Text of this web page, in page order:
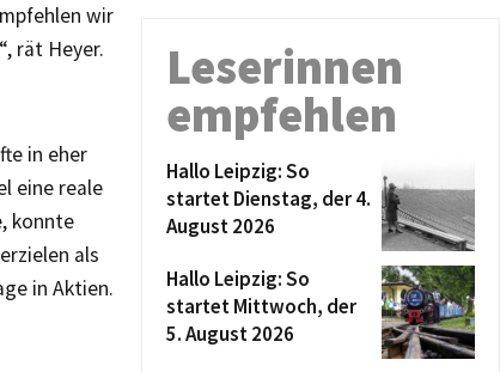
wir
rät Heyer.
in eher
eine reale
konnte
als
in Aktien.
Leserinnen
empfehlen
Hallo Leipzig: So
startet Dienstag, der 4.
August 2026
Hallo Leipzig: So
startet Mittwoch, der
5. August 2026